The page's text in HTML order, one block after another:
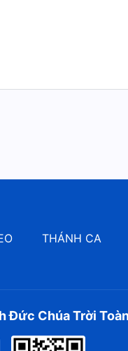
THÁNH CA
Đức Chúa Trời